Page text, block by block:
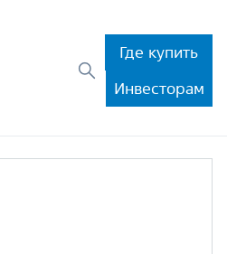
Где купить
Инвесторам